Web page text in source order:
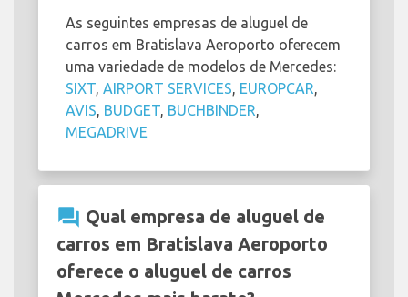
As seguintes empresas de aluguel de
carros em Bratislava Aeroporto oferecem
uma variedade de modelos de Mercedes:
SIXT AIRPORT SERVICES EUROPCAR
AVIS BUDGET BUCHBINDER
MEGADRIVE
question_answer Qual empresa de aluguel de
carros em Bratislava Aeroporto
oferece o aluguel de carros